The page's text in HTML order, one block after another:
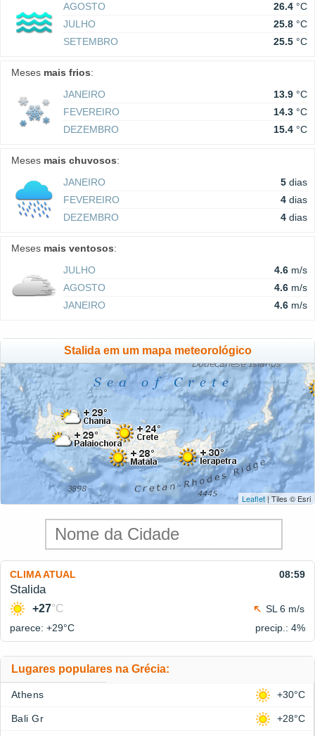
AGOSTO
26.4 °C
JULHO
25.8 °C
SETEMBRO
25.5 °C
Meses mais frios:
JANEIRO
13.9 °C
FEVEREIRO
14.3 °C
DEZEMBRO
15.4 °C
Meses mais chuvosos:
JANEIRO
5 dias
FEVEREIRO
4 dias
DEZEMBRO
4 dias
Meses mais ventosos:
JULHO
4.6 m/s
AGOSTO
4.6 m/s
JANEIRO
4.6 m/s
Stalida em um mapa meteorológico
Leaflet | Tiles © Esri
CLIMA ATUAL 08:59
Stalida
+27°C
SL 6 m/s
parece: +29°C precip.: 4%
Lugares populares na Grécia:
Athens +30°C
Bali Gr +28°C